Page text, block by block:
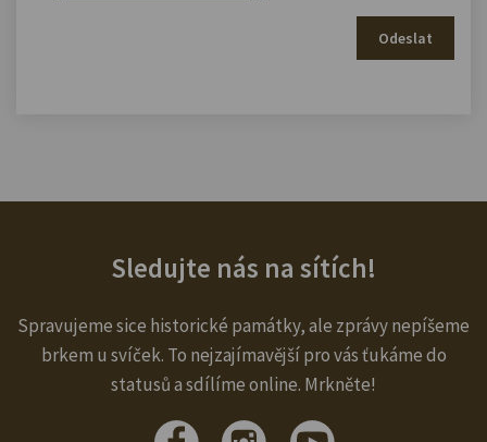
Odeslat
Sledujte nás na sítích!
Spravujeme sice historické památky, ale zprávy nepíšeme
brkem u svíček. To nejzajímavější pro vás ťukáme do
statusů a sdílíme online. Mrkněte!